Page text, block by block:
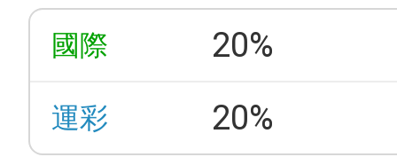
國際 20%
運彩 20%